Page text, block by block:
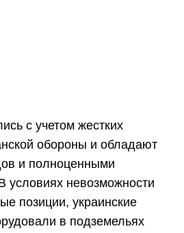
с учетом жестких
обороны и обладают
и полноценными
невозможности
позиции, украинские
в подземельях